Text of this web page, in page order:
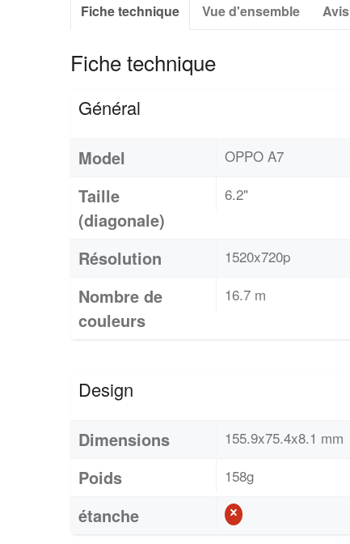
Fiche technique Vue d'ensemble Avis
Fiche technique
Général
Model OPPO A7
Taille
(diagonale)
6.2"
Résolution 1520x720p
Nombre de
couleurs
16.7 m
Design
Dimensions 155.9x75.4x8.1 mm
Poids 158g
étanche